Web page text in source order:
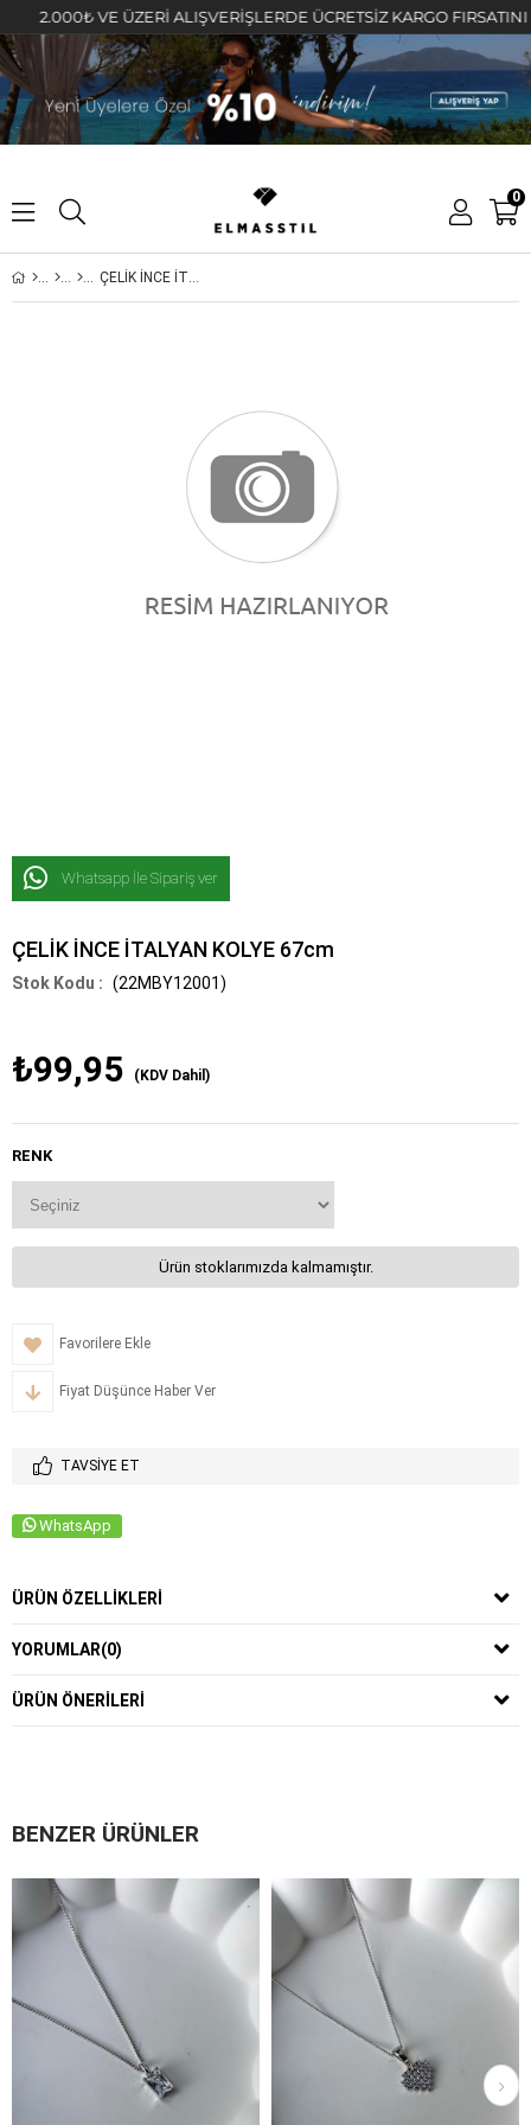
2.000₺ VE ÜZERİ ALIŞVERİŞLERDE ÜCRETSİZ KARGO FIRSATINI
0
ÇELİK İNCE İTALYAN KOLYE 67cm
Whatsapp İle Sipariş ver
ÇELİK İNCE İTALYAN KOLYE 67cm
(22MBY12001)
₺99,95 (KDV Dahil)
RENK
Ürün stoklarımızda kalmamıştır.
Favorilere Ekle
Fiyat Düşünce Haber Ver
TAVSIYE ET
WhatsApp
ÜRÜN ÖZELLIKLERI
YORUMLAR(0)
ÜRÜN ÖNERILERI
BENZER ÜRÜNLER